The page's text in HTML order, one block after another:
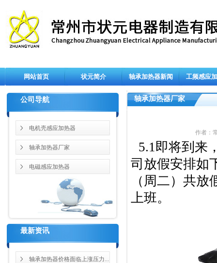
网站首页 状元简介 轴承加热器新闻 工频感应
公司导航
电机壳感应加热器
轴承加热器厂家
电磁感应加热器
最新资讯
轴承加热器价格面临上涨压力...
轴承加热器厂家
作者：
5.1即将到来
司放假安排如
（周二）共
上班。